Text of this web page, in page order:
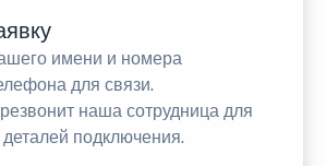
имени и номера
для связи.
наша сотрудница для
подключения.